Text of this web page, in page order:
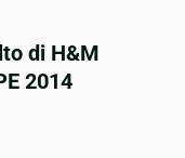
di H&M
2014